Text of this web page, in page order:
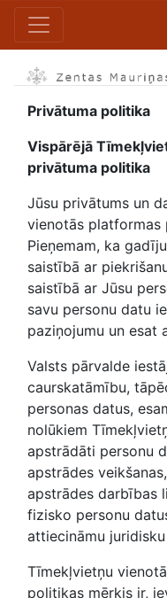
Privātuma politika
Vispārējā
privātuma politika
Jūsu privātums un
vienotās platformas
Pieņemam, ka
saistībā ar
saistībā ar Jūsu
savu personu datu
paziņojumu un esat
Valsts pārvalde
caurskatāmību,
personas datus,
nolūkiem
apstrādāti personu
apstrādes
apstrādes darbības
fizisko personu
attiecināmu
Tīmekļvietņu
politikas mērķis ir,